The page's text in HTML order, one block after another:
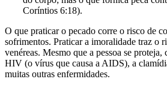
Coríntios 6:18).
O que praticar o pecado corre o risco de
sofrimentos. Praticar a imoralidade traz o
venéreas. Mesmo que a pessoa se
HIV (o vírus que causa a AIDS), a
muitas outras enfermidades.